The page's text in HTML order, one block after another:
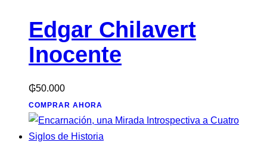
Edgar Chilavert
Inocente
₲50.000
COMPRAR AHORA